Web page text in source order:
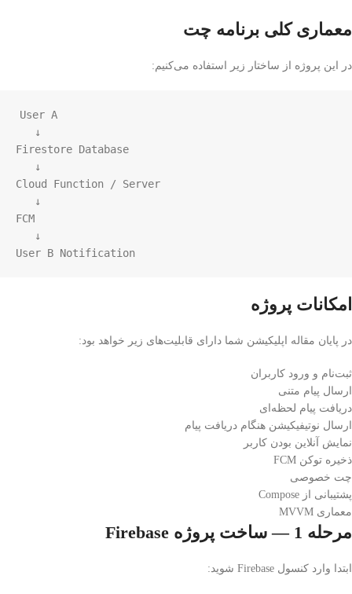
معماری کلی برنامه چت
در این پروژه از ساختار زیر استفاده می‌کنیم:
User A
Firestore Database
Cloud Function / Server
FCM
User B Notification
امکانات پروژه
در پایان مقاله اپلیکیشن شما دارای قابلیت‌های زیر خواهد بود:
ثبت‌نام و ورود کاربران
ارسال پیام متنی
دریافت پیام لحظه‌ای
ارسال نوتیفیکیشن هنگام دریافت پیام
نمایش آنلاین بودن کاربر
ذخیره توکن FCM
چت خصوصی
پشتیبانی از Compose
معماری MVVM
مرحله 1 — ساخت پروژه Firebase
ابتدا وارد کنسول Firebase شوید: